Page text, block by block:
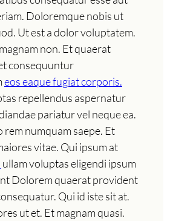
Doloremque nobis ut
Ut est a dolor voluptatem.
non. Et quaerat
consequuntur
eos eaque fugiat corporis.
repellendus aspernatur
pariatur vel neque ea.
numquam saepe. Et
vitae. Qui ipsum at
ullam voluptas eligendi ipsum
Dolorem quaerat provident
Qui id iste sit at.
ut et. Et magnam quasi.